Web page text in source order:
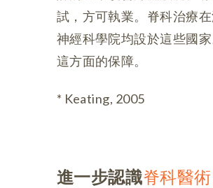
試，方可執業。脊科治療
神經科學院均設於這些國
這方面的保障。
* Keating, 2005
進一步認識脊科醫術